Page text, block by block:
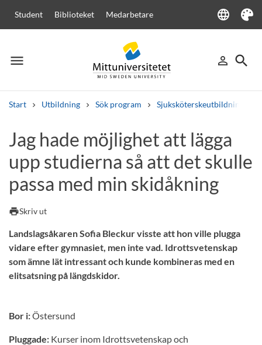
Student Biblioteket Medarbetare language
Language
Tema
menu
Meny person_outline
Logga in
search
Sök
Start Utbildning Sök program Sjuksköterskeutbildning
Andra söktjänster
Kurser och programKursplaner Välkomstbrev Personal
Lediga jobb
Jag hade möjlighet att lägga
upp studierna så att det skulle
passa med min skidåkning
printSkriv ut
Landslagsåkaren Sofia Bleckur visste att hon ville plugga
vidare efter gymnasiet, men inte vad. Idrottsvetenskap
som ämne lät intressant och kunde kombineras med en
elitsatsning på längdskidor.
Bor i:Östersund
Pluggade: Kurser inom Idrottsvetenskap och